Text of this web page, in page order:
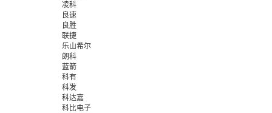
凌科
良速
良胜
联捷
乐山希尔
朗科
蓝箭
科有
科发
科达嘉
科比电子